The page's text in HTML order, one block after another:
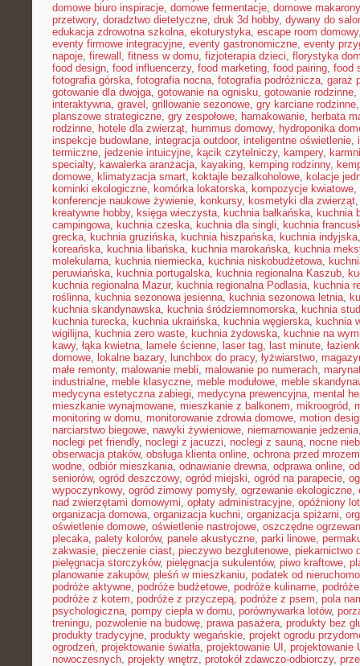
domowe biuro inspiracje, domowe fermentacje, domowe makarony
przetwory, doradztwo dietetyczne, druk 3d hobby, dywany do
edukacja zdrowotna szkolna, ekoturystyka, escape room domowy
eventy firmowe integracyjne, eventy gastronomiczne, eventy
napoje, firewall , fitness w domu, fizjoterapia dzieci, florystyka
food design, food influencerzy, food marketing, food pairing, food
fotografia górska, fotografia nocna, fotografia podróżnicza, garaż
gotowanie dla dwojga, gotowanie na ognisku, gotowanie rodzinne,
interaktywna, gravel , grillowanie sezonowe, gry karciane rodzinne
planszowe strategiczne, gry zespołowe, hamakowanie, herbata
rodzinne, hotele dla zwierząt, hummus domowy, hydroponika
inspekcje budowlane, integracja outdoor, inteligentne oświetlenie,
termiczne, jedzenie intuicyjne, kącik czytelniczy, kampery,
specialty, kawalerka aranżacja, kayaking, kemping rodzinny,
domowe, klimatyzacja smart, koktajle bezalkoholowe, kolacje
kominki ekologiczne, komórka lokatorska, kompozycje kwiatowe,
konferencje naukowe żywienie, konkursy, kosmetyki dla zwierząt
kreatywne hobby, księga wieczysta, kuchnia bałkańska, kuchnia
campingowa, kuchnia czeska, kuchnia dla singli, kuchnia
grecka, kuchnia gruzińska, kuchnia hiszpańska, kuchnia indyjska
koreańska, kuchnia libańska, kuchnia marokańska, kuchnia
molekularna, kuchnia niemiecka, kuchnia niskobudżetowa,
peruwiańska, kuchnia portugalska, kuchnia regionalna Kaszub,
kuchnia regionalna Mazur, kuchnia regionalna Podlasia, kuchnia
roślinna, kuchnia sezonowa jesienna, kuchnia sezonowa letnia,
kuchnia skandynawska, kuchnia śródziemnomorska, kuchnia
kuchnia turecka, kuchnia ukraińska, kuchnia węgierska, kuchnia
wigilijna, kuchnia zero waste, kuchnia żydowska, kuchnie na
kawy, łąka kwietna, lamele ścienne, laser tag, last minute,
domowe, lokalne bazary, lunchbox do pracy, łyżwiarstwo,
małe remonty, malowanie mebli, malowanie po numerach,
industrialne, meble klasyczne, meble modułowe, meble
medycyna estetyczna zabiegi, medycyna prewencyjna, mental
mieszkanie wynajmowane, mieszkanie z balkonem, mikroogród,
monitoring w domu, monitorowanie zdrowia domowe, motion
narciarstwo biegowe, nawyki żywieniowe, niemarnowanie jedzenia
noclegi pet friendly, noclegi z jacuzzi, noclegi z sauną, nocne
obserwacja ptaków, obsługa klienta online, ochrona przed mrozem
wodne, odbiór mieszkania, odnawianie drewna, odprawa online,
seniorów, ogród deszczowy, ogród miejski, ogród na parapecie,
wypoczynkowy, ogród zimowy pomysły, ogrzewanie ekologiczne,
nad zwierzętami domowymi, opłaty administracyjne, opóźniony lot
organizacja domowa, organizacja kuchni, organizacja spiżarni,
oświetlenie domowe, oświetlenie nastrojowe, oszczędne
plecaka, palety kolorów, panele akustyczne, parki linowe,
zakwasie, pieczenie ciast, pieczywo bezglutenowe, piekarnictwo
pielęgnacja storczyków, pielęgnacja sukulentów, piwo kraftowe,
planowanie zakupów, pleśń w mieszkaniu, podatek od
podróże aktywne, podróże budżetowe, podróże kulinarne,
podróże z kotem, podróże z przyczepą, podróże z psem, pola
psychologiczna, pompy ciepła w domu, porównywarka lotów,
treningu, pozwolenie na budowę, prawa pasażera, produkty bez
produkty tradycyjne, produkty wegańskie, projekt ogrodu
ogrodzeń, projektowanie światła, projektowanie UI , projektowanie
nowoczesnych, projekty wnętrz, protokół zdawczo-odbiorczy,